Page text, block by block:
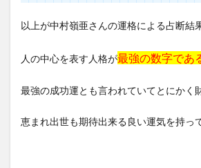
以上が中村嶺亜さんの運格による占断結
人の中心を表す人格が最強の数字であ
最強の成功運とも言われていてとにかく
恵まれ出世も期待出来る良い運気を持っ